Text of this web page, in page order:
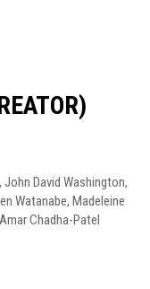
, John David Washington,
Watanabe, Madeleine
Amar Chadha-Patel